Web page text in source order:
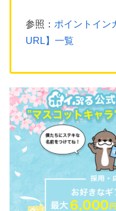
参照： ポイントイ
URL】一覧